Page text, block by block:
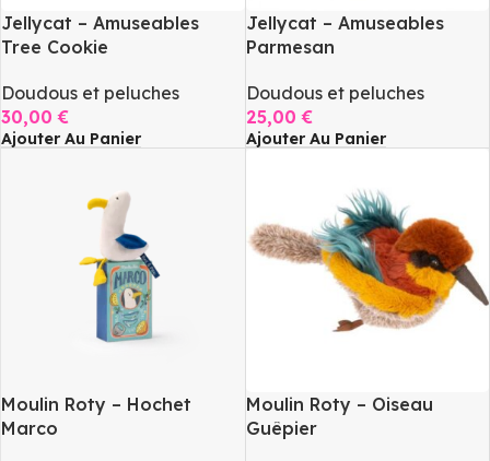
Jellycat – Amuseables
Tree Cookie
Doudous et peluches
30,00€
Ajouter Au Panier
Jellycat – Amuseables
Parmesan
Doudous et peluches
25,00€
Ajouter Au Panier
Moulin Roty – Hochet
Marco
Moulin Roty – Oiseau
Guêpier